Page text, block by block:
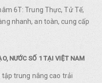
6T: Trung Thực, Tử Tế,
nhanh, an toàn, cung cấp
NƯỚC SỐ 1 TẠI VIỆT NAM
trung nâng cao trải